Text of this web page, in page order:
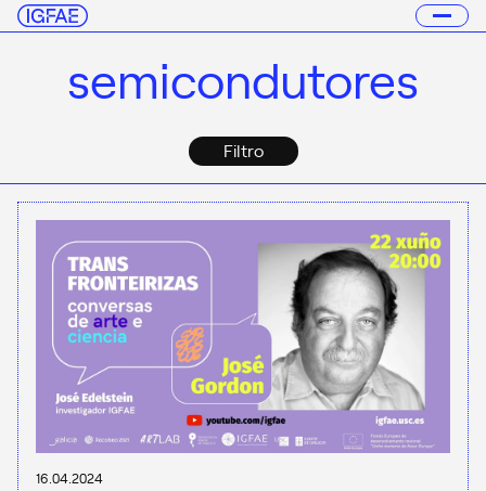
semicondutores
Filtro
16.04.2024